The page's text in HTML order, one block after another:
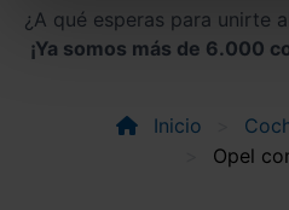
¿A qué esperas para unirte
¡Ya somos más de 6.000
Inicio
Opel